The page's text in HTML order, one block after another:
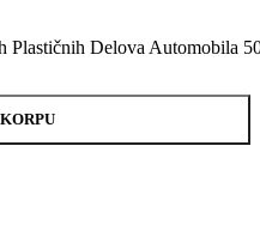
Plastičnih Delova Automobila